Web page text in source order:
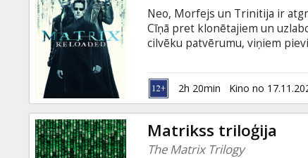
Neo, Morfejs un Trinitija ir
Cīņā pret klonētajiem un
cilvēku patvērumu, viņiem
cīnīties? Vai tā dēļ nav vērts
neparastās spējas, bet Cionu
ieprogrammēti iznīcināt
cilvēku apdzīvotās saliņas.
2h 20min Kino no
Matrikss triloģija
The Matrix Trilogy